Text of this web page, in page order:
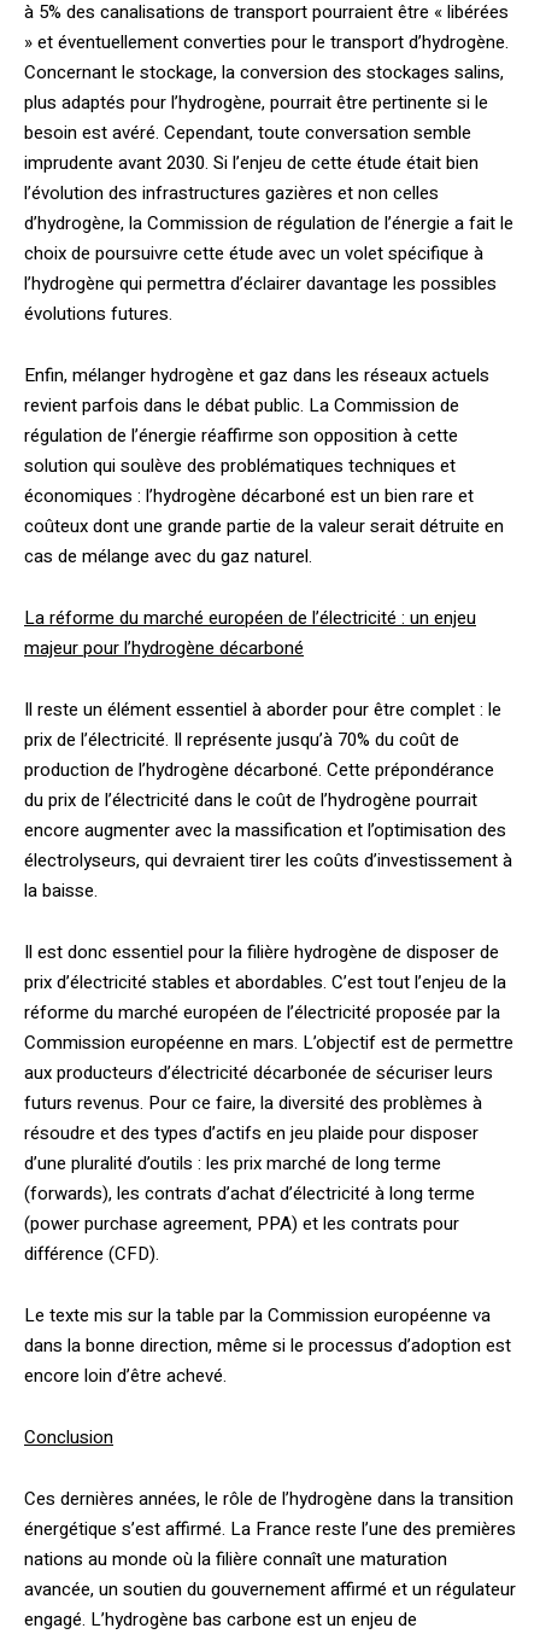
à 5% des canalisations de transport pourraient être « libérées
» et éventuellement converties pour le transport d’hydrogène.
Concernant le stockage, la conversion des stockages salins,
plus adaptés pour l’hydrogène, pourrait être pertinente si le
besoin est avéré. Cependant, toute conversation semble
imprudente avant 2030. Si l’enjeu de cette étude était bien
l’évolution des infrastructures gazières et non celles
d’hydrogène, la Commission de régulation de l’énergie a fait le
choix de poursuivre cette étude avec un volet spécifique à
l’hydrogène qui permettra d’éclairer davantage les possibles
évolutions futures.
Enfin, mélanger hydrogène et gaz dans les réseaux actuels
revient parfois dans le débat public. La Commission de
régulation de l’énergie réaffirme son opposition à cette
solution qui soulève des problématiques techniques et
économiques : l’hydrogène décarboné est un bien rare et
coûteux dont une grande partie de la valeur serait détruite en
cas de mélange avec du gaz naturel.
La réforme du marché européen de l’électricité : un enjeu
majeur pour l’hydrogène décarboné
Il reste un élément essentiel à aborder pour être complet : le
prix de l’électricité. Il représente jusqu’à 70% du coût de
production de l’hydrogène décarboné. Cette prépondérance
du prix de l’électricité dans le coût de l’hydrogène pourrait
encore augmenter avec la massification et l’optimisation des
électrolyseurs, qui devraient tirer les coûts d’investissement à
la baisse.
Il est donc essentiel pour la filière hydrogène de disposer de
prix d’électricité stables et abordables. C’est tout l’enjeu de la
réforme du marché européen de l’électricité proposée par la
Commission européenne en mars. L’objectif est de permettre
aux producteurs d’électricité décarbonée de sécuriser leurs
futurs revenus. Pour ce faire, la diversité des problèmes à
résoudre et des types d’actifs en jeu plaide pour disposer
d’une pluralité d’outils : les prix marché de long terme
(forwards), les contrats d’achat d’électricité à long terme
(power purchase agreement, PPA) et les contrats pour
différence (CFD).
Le texte mis sur la table par la Commission européenne va
dans la bonne direction, même si le processus d’adoption est
encore loin d’être achevé.
Conclusion
Ces dernières années, le rôle de l’hydrogène dans la transition
énergétique s’est affirmé. La France reste l’une des premières
nations au monde où la filière connaît une maturation
avancée, un soutien du gouvernement affirmé et un régulateur
engagé. L’hydrogène bas carbone est un enjeu de